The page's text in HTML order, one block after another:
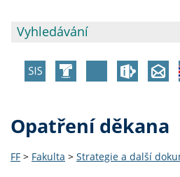
Opatření děkana
FF > Fakulta > Strategie a další